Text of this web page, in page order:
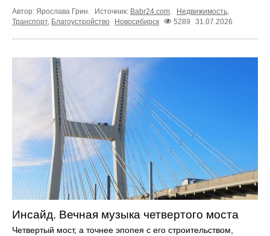
Автор: Ярослава Грин. Источник: Babr24.com Недвижимость
Транспорт, Благоустройство Новосибирск 5289 31.07.2026
Инсайд. Вечная музыка четвертого моста
Четвертый мост, а точнее эпопея с его строительством,